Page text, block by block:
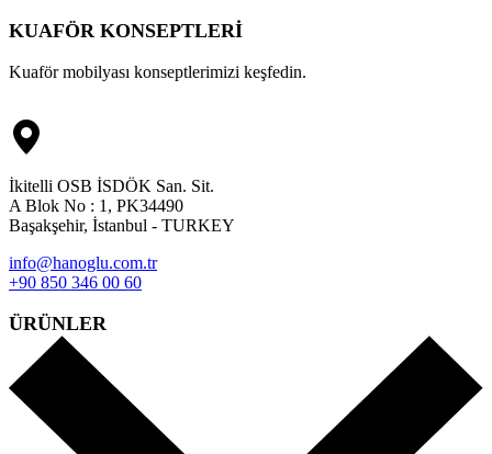
KUAFÖR KONSEPTLERİ
Kuaför mobilyası konseptlerimizi keşfedin.
İkitelli OSB İSDÖK San. Sit.
A Blok No : 1, PK34490
Başakşehir, İstanbul - TURKEY
info@hanoglu.com.tr
+90 850 346 00 60
ÜRÜNLER